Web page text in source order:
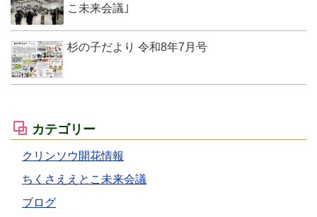
こ未来会議｣
杉の子だより 令和8年7月号
カテゴリー
クリンソウ開花情報
ちくさええとこ未来会議
ブログ